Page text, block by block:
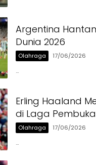
Argentina
Dunia 2026
Olahraga 17/06/2026
…
Erling Haaland
di Laga
Olahraga 17/06/2026
…